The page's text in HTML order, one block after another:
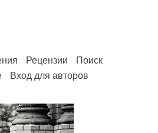
Рецензии
Поиск
Вход для авторов